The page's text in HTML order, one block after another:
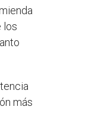
los
más